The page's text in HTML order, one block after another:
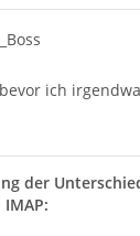
ich
der